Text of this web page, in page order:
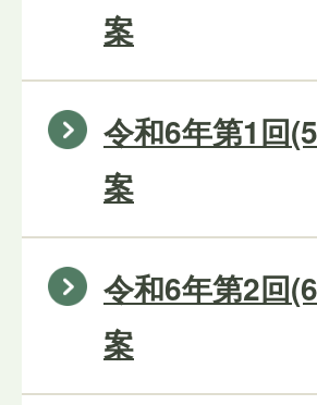
案
令和6年第1回
案
令和6年第2回
案